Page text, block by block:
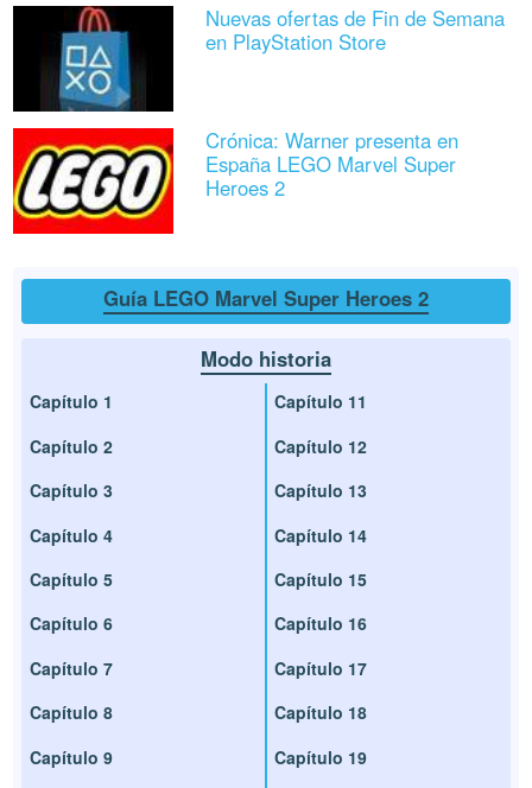
Nuevas ofertas de Fin de Semana
en PlayStation Store
Crónica: Warner presenta en
España LEGO Marvel Super
Heroes 2
Guía LEGO Marvel Super Heroes 2
Modo historia
Capítulo 1
Capítulo 2
Capítulo 3
Capítulo 4
Capítulo 5
Capítulo 6
Capítulo 7
Capítulo 8
Capítulo 9
Capítulo 11
Capítulo 12
Capítulo 13
Capítulo 14
Capítulo 15
Capítulo 16
Capítulo 17
Capítulo 18
Capítulo 19